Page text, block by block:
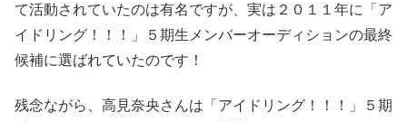
て活動されていたのは有名ですが、実は２０１１年に「ア
イドリング！！！」５期生メンバーオーディションの最終
候補に選ばれていたのです！
残念ながら、高見奈央さんは「アイドリング！！！」５期